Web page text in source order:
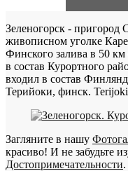
Зеленогорск - пригород
живописном уголке
Финского залива в 50
в состав Курортного
входил в состав
Терийоки, финск.
Загляните в нашу
красиво! И не забудьте
Достопримечательности.